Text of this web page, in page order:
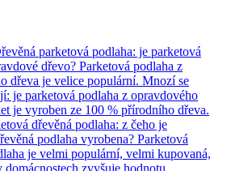
parketová podlaha: je parketová
dřevo? Parketová podlaha z
dřeva je velice populární. Mnozí se
je parketová podlaha z opravdového
je vyroben ze 100 % přírodního dřeva.
dřevěná podlaha: z čeho je
podlaha vyrobena? Parketová
je velmi populární, velmi kupovaná,
zvyšuje hodnotu